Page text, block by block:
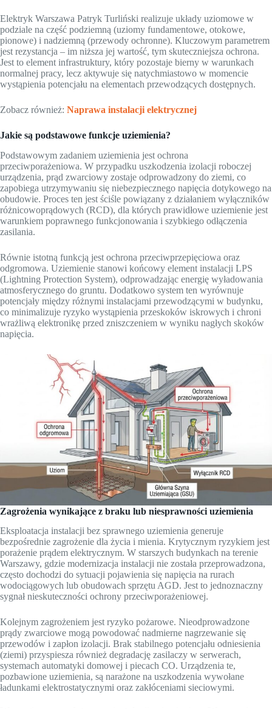
Elektryk Warszawa Patryk Turliński realizuje układy uziomowe w
podziale na część podziemną (uziomy fundamentowe, otokowe,
pionowe) i nadziemną (przewody ochronne). Kluczowym parametrem
jest rezystancja – im niższa jej wartość, tym skuteczniejsza ochrona.
Jest to element infrastruktury, który pozostaje bierny w warunkach
normalnej pracy, lecz aktywuje się natychmiastowo w momencie
wystąpienia potencjału na elementach przewodzących dostępnych.
Zobacz również: Naprawa instalacji elektrycznej
Jakie są podstawowe funkcje uziemienia?
Podstawowym zadaniem uziemienia jest ochrona
przeciwporażeniowa. W przypadku uszkodzenia izolacji roboczej
urządzenia, prąd zwarciowy zostaje odprowadzony do ziemi, co
zapobiega utrzymywaniu się niebezpiecznego napięcia dotykowego na
obudowie. Proces ten jest ściśle powiązany z działaniem wyłączników
różnicowoprądowych (RCD), dla których prawidłowe uziemienie jest
warunkiem poprawnego funkcjonowania i szybkiego odłączenia
zasilania.
Równie istotną funkcją jest ochrona przeciwprzepięciowa oraz
odgromowa. Uziemienie stanowi końcowy element instalacji LPS
(Lightning Protection System), odprowadzając energię wyładowania
atmosferycznego do gruntu. Dodatkowo system ten wyrównuje
potencjały między różnymi instalacjami przewodzącymi w budynku,
co minimalizuje ryzyko wystąpienia przeskoków iskrowych i chroni
wrażliwą elektronikę przed zniszczeniem w wyniku nagłych skoków
napięcia.
Zagrożenia wynikające z braku lub niesprawności uziemienia
Eksploatacja instalacji bez sprawnego uziemienia generuje
bezpośrednie zagrożenie dla życia i mienia. Krytycznym ryzykiem jest
porażenie prądem elektrycznym. W starszych budynkach na terenie
Warszawy, gdzie modernizacja instalacji nie została przeprowadzona,
często dochodzi do sytuacji pojawienia się napięcia na rurach
wodociągowych lub obudowach sprzętu AGD. Jest to jednoznaczny
sygnał nieskuteczności ochrony przeciwporażeniowej.
Kolejnym zagrożeniem jest ryzyko pożarowe. Nieodprowadzone
prądy zwarciowe mogą powodować nadmierne nagrzewanie się
przewodów i zapłon izolacji. Brak stabilnego potencjału odniesienia
(ziemi) przyspiesza również degradację zasilaczy w serwerach,
systemach automatyki domowej i piecach CO. Urządzenia te,
pozbawione uziemienia, są narażone na uszkodzenia wywołane
ładunkami elektrostatycznymi oraz zakłóceniami sieciowymi.